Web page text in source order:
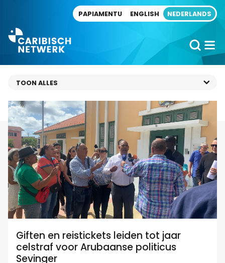
PAPIAMENTU ENGLISH NEDERLANDS
Giften en reistickets leiden tot jaar
celstraf voor Arubaanse politicus
Sevinger